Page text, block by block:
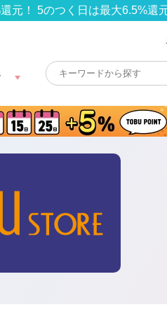
元！ 5のつく日は最大6.5%還